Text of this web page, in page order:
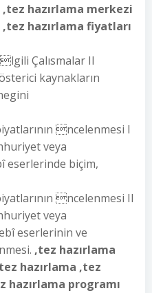
hazırlama merkezi
hazırlama fiyatları
lgili Çalısmalar II
kaynakların
ncelenmesi I
veya
eserlerinde biçim,
ncelenmesi II
veya
eserlerinin ve
,tez hazırlama
hazırlama ,tez
hazırlama programı